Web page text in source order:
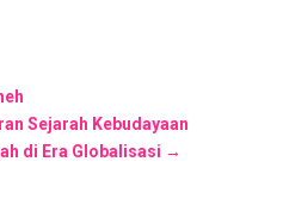
Sejarah Kebudayaan
di Era Globalisasi →